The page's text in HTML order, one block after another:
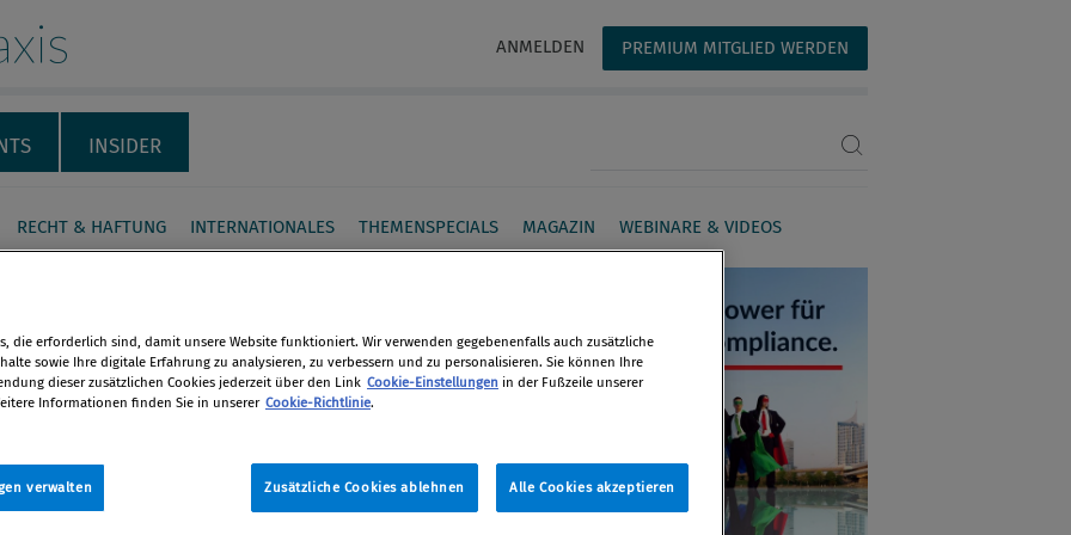
ANMELDEN PREMIUM MITGLIED WERDEN
INSIDER
RECHT & HAFTUNG INTERNATIONALES THEMENSPECIALS MAGAZIN WEBINARE & VIDEOS
Praxis Presseschau,
die erforderlich sind, damit unsere Website funktioniert. Wir verwenden gegebenenfalls auch zusätzliche
sowie Ihre digitale Erfahrung zu analysieren, zu verbessern und zu personalisieren. Sie können Ihre
dieser zusätzlichen Cookies jederzeit über den Link Cookie-Einstellungen in der Fußzeile unserer
Informationen finden Sie in unserer Cookie-Richtlinie.
Zusätzliche Cookies ablehnen Alle Cookies akzeptieren
verwalten